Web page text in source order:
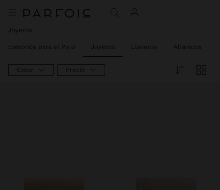
Joyeros
Accesorios para el Pelo Joyeros Llaveros Abanicos
Color Precio